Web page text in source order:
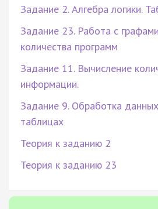
Задание 2. Алгебра логики.
Задание 23. Работа с
количества программ
Задание 11. Вычисление
информации.
Задание 9. Обработка
таблицах
Теория к заданию 2
Теория к заданию 23